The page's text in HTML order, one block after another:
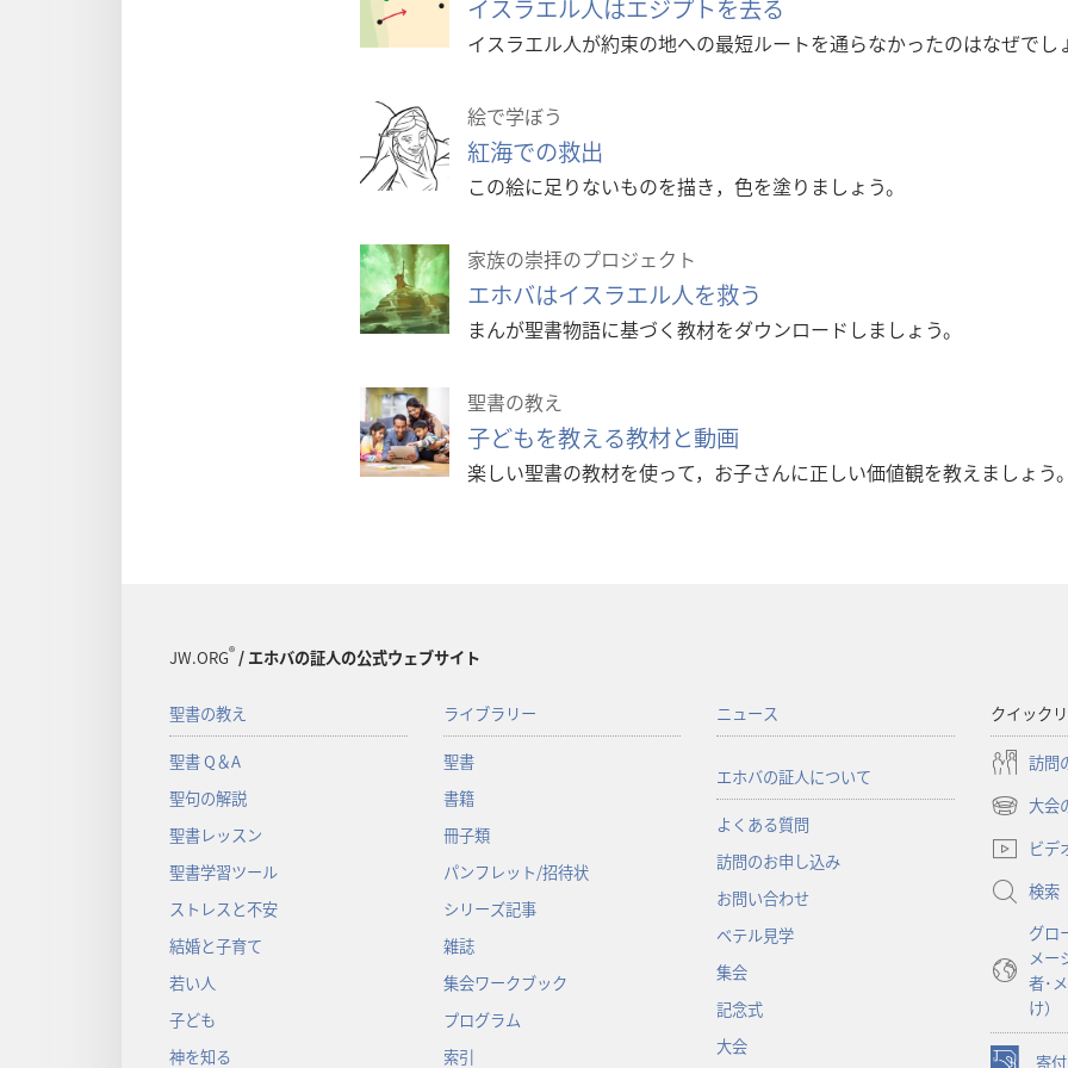
イスラエル人はエジプトを去る
イスラエル人が約束の地への最短ルートを通らなかったのはなぜでし
絵で学ぼう
紅海での救出
この絵に足りないものを描き，色を塗りましょう。
家族の崇拝のプロジェクト
エホバはイスラエル人を救う
まんが聖書物語に基づく教材をダウンロードしましょう。
聖書の教え
子どもを教える教材と動画
楽しい聖書の教材を使って，お子さんに正しい価値観を教えましょう。
JW.ORG® / エホバの証人の公式ウェブサイト
聖書の教え
聖書 Q＆A
聖句の解説
聖書レッスン
聖書学習ツール
ストレスと不安
結婚と子育て
若い人
子ども
神を知る
ライブラリー
聖書
書籍
冊子類
パンフレット/招待状
シリーズ記事
雑誌
集会ワークブック
プログラム
索引
ニュース
エホバの証人について
よくある質問
訪問のお申し込み
お問い合わせ
ベテル見学
集会
記念式
大会
クイック
訪問
大会
（新
し
タ
開
ビデ
検索
グロ
メー
者･
け）
寄付